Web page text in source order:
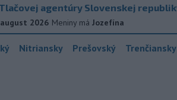
agentúry Slovenskej
2026 Meniny má Jozefína
Nitriansky Prešovský Trenčiansky